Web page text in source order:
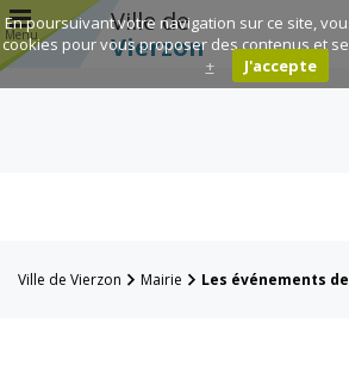
Menu
Ville de
Vierzon
Ville de Vierzon Mairie Les événements
En poursuivant votre navigation sur ce site,
cookies pour vous proposer des contenus et
+
J'accepte